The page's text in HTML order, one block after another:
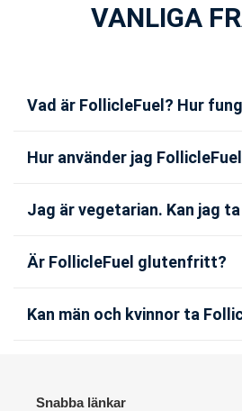
VANLIGA
Vad är FollicleFuel? Hur
Hur använder jag
Jag är vegetarian. Kan jag
Är FollicleFuel glutenfritt?
Kan män och kvinnor ta
Snabba länkar